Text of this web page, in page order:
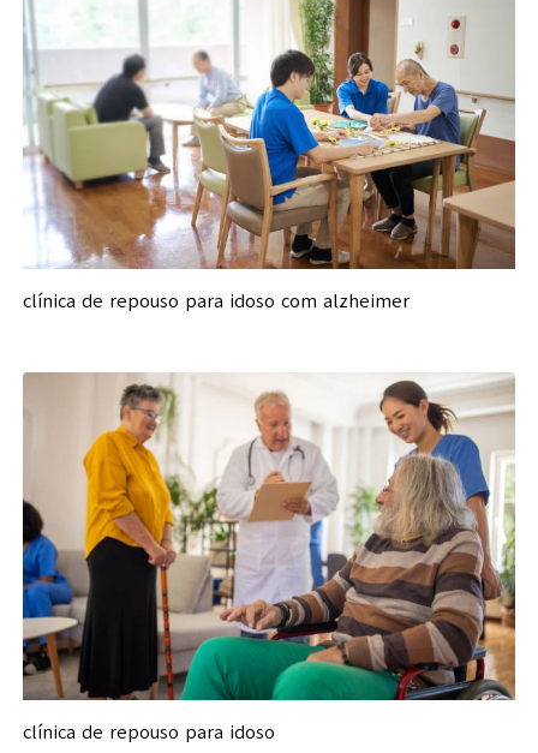
clínica de repouso para idoso com alzheimer
clínica de repouso para idoso